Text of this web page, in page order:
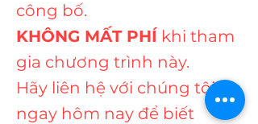
công bố.
KHÔNG MẤT PHÍ khi tham
gia chương trình này.
Hãy liên hệ với chúng tôi
ngay hôm nay để biết